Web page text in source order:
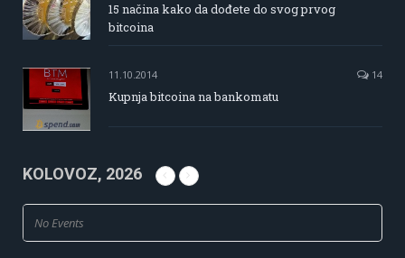
15 načina kako da dođete do svog prvog
bitcoina
11.10.2014 14
Kupnja bitcoina na bankomatu
KOLOVOZ, 2026
No Events